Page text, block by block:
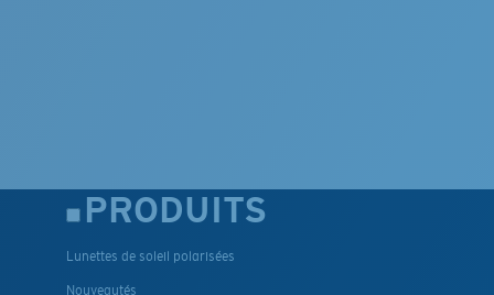
PRODUITS
Lunettes de soleil polarisées
Nouveautés